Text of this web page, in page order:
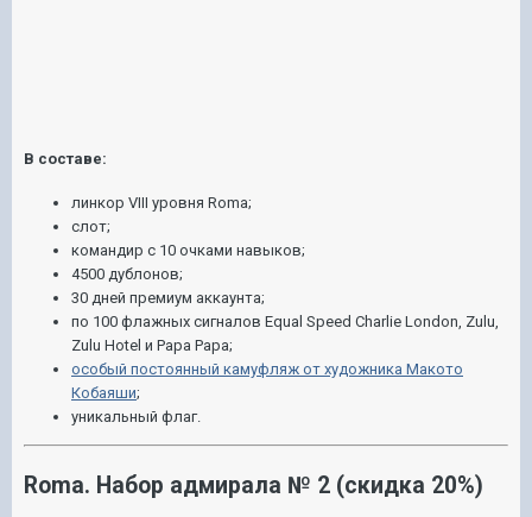
В составе:
линкор VIII уровня Roma;
слот;
командир с 10 очками навыков;
4500 дублонов;
30 дней премиум аккаунта;
по 100 флажных сигналов Equal Speed Charlie London, Zulu,
Zulu Hotel и Papa Papa;
особый постоянный камуфляж от художника Макото
Кобаяши;
уникальный флаг.
Roma. Набор адмирала № 2 (скидка 20%)